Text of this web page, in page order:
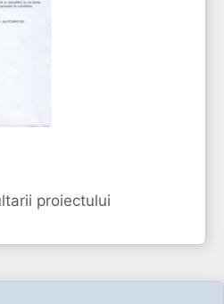
proiectului